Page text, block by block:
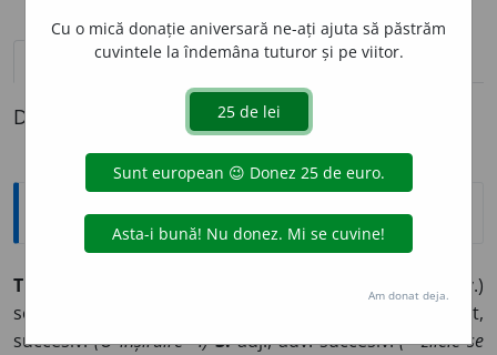
definiții (1) pronunțievolume_up (50)
Definiția cu ID-ul 215767:
Sinonime
TREPT
adj., adv. gradat, progresiv, (înv.)
scăriș.
adj. gradat,
succesiv.(O înșiruire ~.) 3.adj., adv. succesiv.(~ zilele se
Cu o mică donație aniversară ne-ați ajuta să păstrăm
cuvintele la îndemâna tuturor și pe viitor.
Am donat deja.